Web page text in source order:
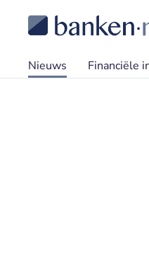
Nieuws Financiële